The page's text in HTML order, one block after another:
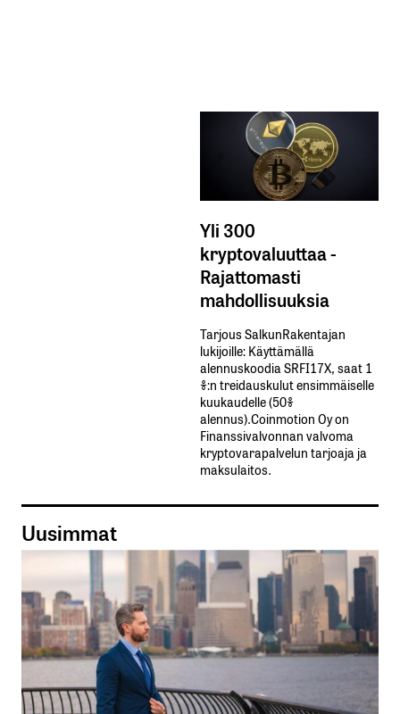
Yli 300
kryptovaluuttaa -
Rajattomasti
mahdollisuuksia
Tarjous SalkunRakentajan
lukijoille: Käyttämällä​ ​
alennuskoodia​ ​SRFI17X,​ ​saat​ ​1
%:n treidauskulut​ ​ensimmäiselle​ ​
kuukaudelle​ ​(50%​ ​
alennus).Coinmotion Oy on
Finanssivalvonnan valvoma
kryptovarapalvelun tarjoaja ja
maksulaitos.
Uusimmat